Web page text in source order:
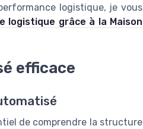
logistique, je vous
logistique grâce à la Maison
efficace
de comprendre la structure